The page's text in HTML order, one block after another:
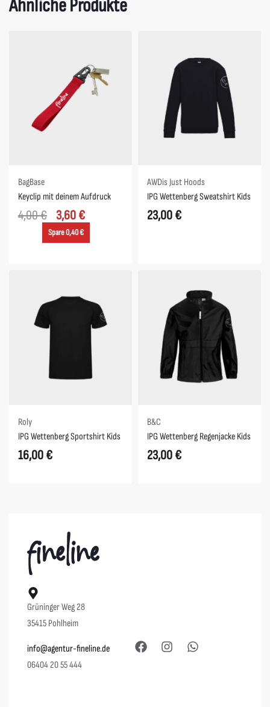
Ähnliche Produkte
BagBase
Keyclip mit deinem Aufdruck
4,00€ 3,60€
Spare 0,40 €
AWDis Just Hoods
IPG Wettenberg Sweatshirt Kids
23,00€
Roly
IPG Wettenberg Sportshirt Kids
16,00€
B&C
IPG Wettenberg Regenjacke Kids
23,00€
Grüninger Weg 28
35415 Pohlheim
info@agentur-fineline.de
06404 20 55 444